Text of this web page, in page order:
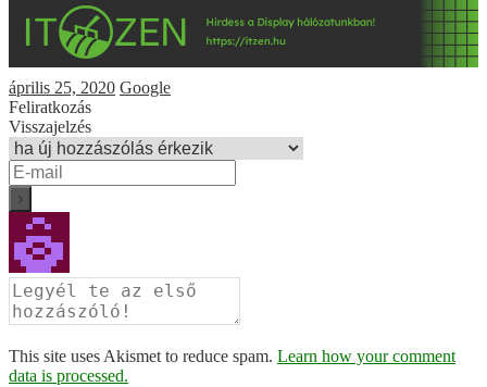
április 25, 2020 Google
Feliratkozás
Visszajelzés
This site uses Akismet to reduce spam. Learn how your comment
data is processed.